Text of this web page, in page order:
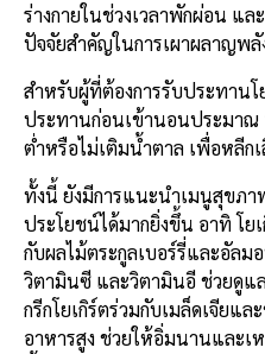
ร่างกายในช่วงเวลาพักผ่อน แ
ปัจจัยสำคัญในการเผาผลาญพลั
สำหรับผู้ที่ต้องการรับประทานโ
ประทานก่อนเข้านอนประมาณ
ต่ำหรือไม่เติมน้ำตาล เพื่อหลีก
ทั้งนี้ ยังมีการแนะนำเมนูสุขภา
ประโยชน์ได้มากยิ่งขึ้น อาทิ โ
กับผลไม้ตระกูลเบอร์รี่และอัล
วิตามินซี และวิตามินอี ช่วยดูแ
กรีกโยเกิร์ตร่วมกับเมล็ดเจียแ
อาหารสูง ช่วยให้อิ่มนานและเ